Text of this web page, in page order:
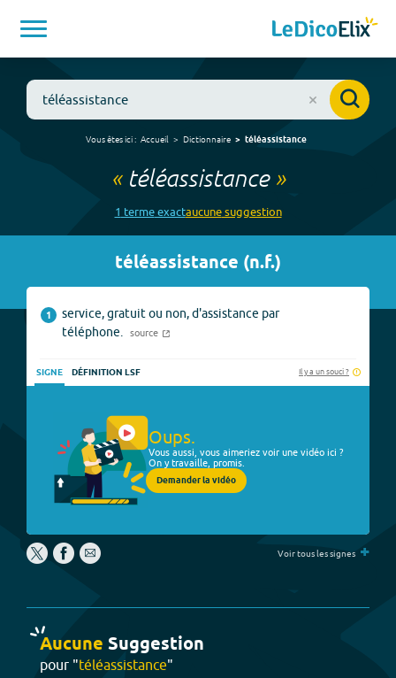
Vous êtes ici : Accueil Dictionnaire téléassistance
« téléassistance»
1 termeexactaucunesuggestion
téléassistance (n.f.)
1
service, gratuit ou non, d'assistance par
téléphone.
source
SIGNE DÉFINITION LSF Il y a un souci ?
Oups.
Vous aussi, vous aimeriez voir une vidéo ici ?
On y travaille, promis.
Demander la vidéo
Voir tous les signes +
Aucune Suggestion
pour "téléassistance"